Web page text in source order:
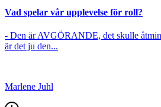
Vad spelar vår upplevelse för roll?
- Den är AVGÖRANDE, det skulle
är det ju den...
Marlene Juhl